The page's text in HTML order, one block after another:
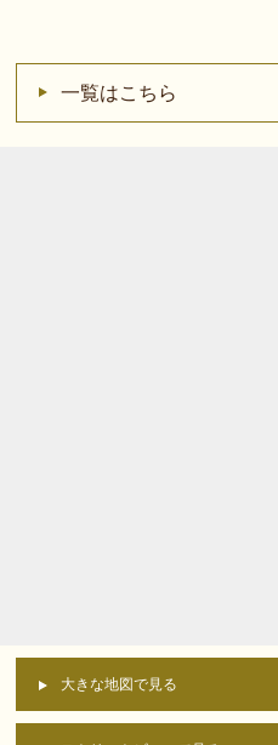
一覧はこちら
大きな地図で見る